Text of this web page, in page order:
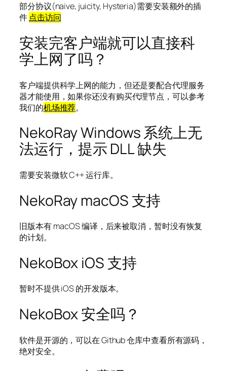
部分协议(naive, juicity, Hysteria)需要安装额外的插
件 点击访问
安装完客户端就可以直接科
学上网了吗？
客户端提供科学上网的能力，但还是要配合代理服务
器才能使用，如果你还没有购买代理节点，可以参考
我们的机场推荐。
NekoRay Windows 系统上无
法运行，提示 DLL 缺失
需要安装微软 C++ 运行库。
NekoRay macOS 支持
旧版本有 macOS 编译，后来被取消，暂时没有恢复
的计划。
NekoBox iOS 支持
暂时不提供 iOS 的开发版本。
NekoBox 安全吗？
软件是开源的，可以在 Github 仓库中查看所有源码，
绝对安全。